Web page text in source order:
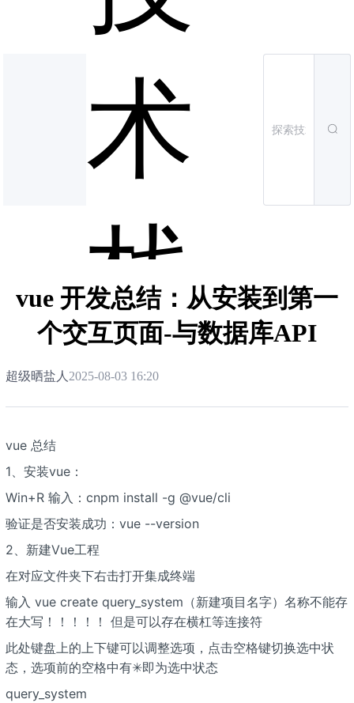
术
栈
vue 开发总结：从安装到第一
个交互页面-与数据库API
超级晒盐人 2025-08-03 16:20
vue 总结
1、安装vue：
Win+R 输入：cnpm install -g @vue/cli
验证是否安装成功：vue --version
2、新建Vue工程
在对应文件夹下右击打开集成终端
输入 vue create query_system（新建项目名字）名称不能存
在大写！！！！！ 但是可以存在横杠等连接符
此处键盘上的上下键可以调整选项，点击空格键切换选中状
态，选项前的空格中有✳即为选中状态
query_system